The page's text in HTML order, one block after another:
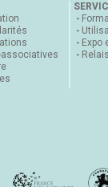
Expo